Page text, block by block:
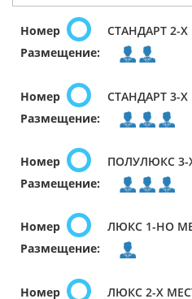
Номер
СТАНДАРТ 2-
Размещение:
Номер
СТАНДАРТ 3-
Размещение:
Номер
ПОЛУЛЮКС 3-
Размещение:
Номер
ЛЮКС 1-НО
Размещение:
Номер
ЛЮКС 2-Х